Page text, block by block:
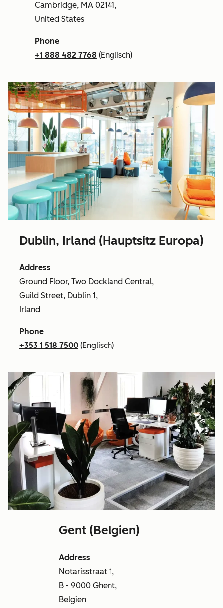
Cambridge, MA 02141,
United States
Phone
+1 888 482 7768 (Englisch)
Dublin, Irland (Hauptsitz Europa)
Address
Ground Floor, Two Dockland Central,
Guild Street, Dublin 1,
Irland
Phone
+353 1 518 7500 (Englisch)
Gent (Belgien)
Address
Notarisstraat 1,
B - 9000 Ghent,
Belgien